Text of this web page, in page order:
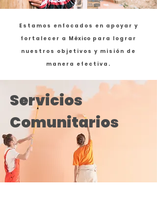
Estamos enfocados en apoyar y
fortalecer a México para lograr
nuestros objetivos y misión de
manera efectiva.
Servicios
Comunitarios